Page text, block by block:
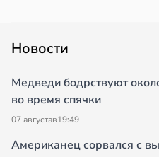
Новости
Медведи бодрствуют
во время спячки
07 августав19:49
Американец сорвался с